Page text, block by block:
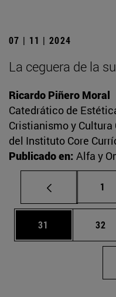
07 | 11 | 2024
La ceguera de la
Ricardo Piñero Moral
Catedrático de
Cristianismo y
del Instituto Core
Publicado en: Alfa y
1
Página
31 32